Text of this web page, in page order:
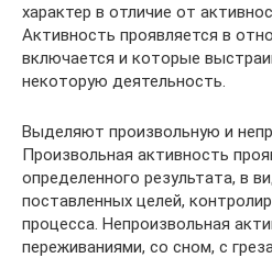
характер в отличие от
Активность проявляется в
включается и которые
некоторую деятельность.
Выделяют произвольную и
Произвольная активность
определенного результата, в
поставленных целей,
процесса. Непроизвольная
переживаниями, со сном, с